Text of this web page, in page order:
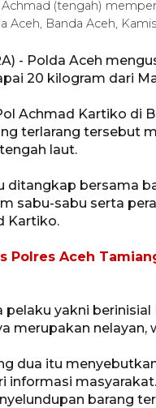
(tengah)
Banda Aceh,
- Polda Aceh
20 kilogram dari
Achmad Kartiko di
terlarang tersebut
laut.
ditangkap bersama
sabu-sabu serta
Kartiko.
Polres Aceh
yakni berinisial
merupakan
dua itu
informasi
barang